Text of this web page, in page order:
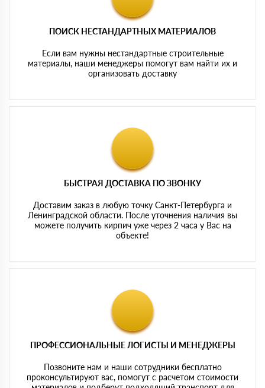
ПОИСК НЕСТАНДАРТНЫХ МАТЕРИАЛОВ
Если вам нужны нестандартные строительные
материалы, наши менеджеры помогут вам найти их и
организовать доставку
БЫСТРАЯ ДОСТАВКА ПО ЗВОНКУ
Доставим заказ в любую точку Санкт-Петербурга и
Ленинградской области. После уточнения наличия вы
можете получить кирпич уже через 2 часа у Вас на
объекте!
ПРОФЕССИОНАЛЬНЫЕ ЛОГИСТЫ И МЕНЕДЖЕРЫ
Позвоните нам и наши сотрудники бесплатно
проконсультируют вас, помогут с расчетом стоимости